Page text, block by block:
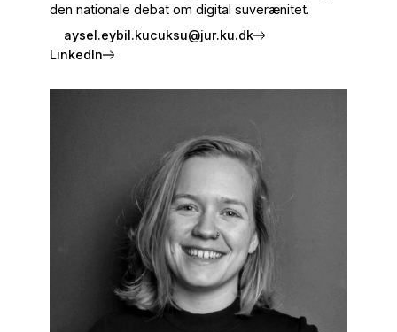
den nationale debat om digital suverænitet.
aysel.eybil.kucuksu@jur.ku.dk
LinkedIn